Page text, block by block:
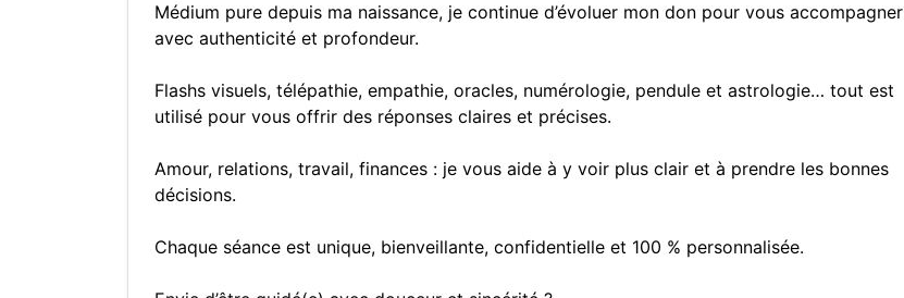
Médium pure depuis ma naissance, je continue d’évoluer mon don pour vous accompagner
avec authenticité et profondeur.
Flashs visuels, télépathie, empathie, oracles, numérologie, pendule et astrologie… tout est
utilisé pour vous offrir des réponses claires et précises.
Amour, relations, travail, finances : je vous aide à y voir plus clair et à prendre les bonnes
décisions.
Chaque séance est unique, bienveillante, confidentielle et 100 % personnalisée.